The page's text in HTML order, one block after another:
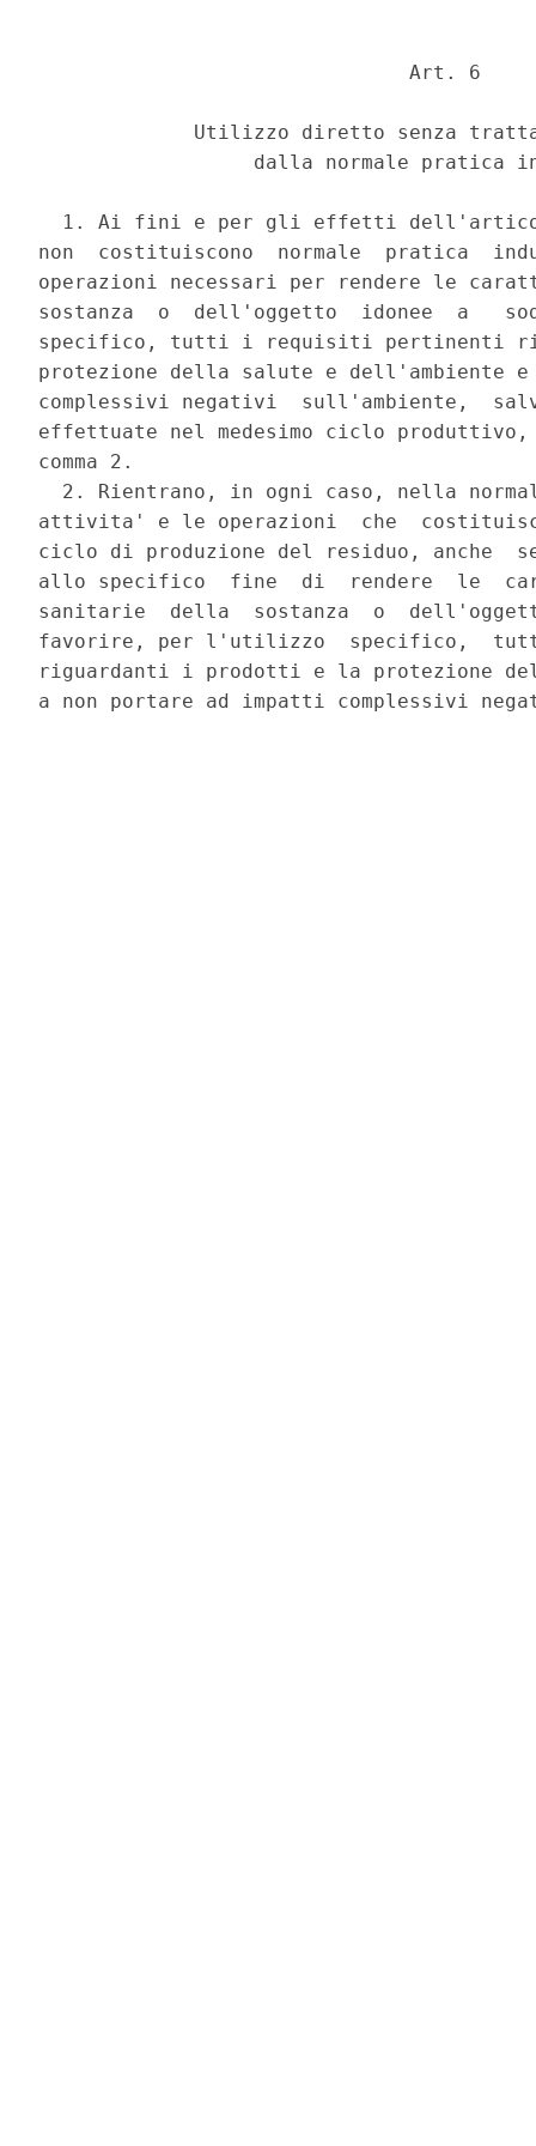
                               Art. 6
Utilizzo diretto senza
dalla normale pratica
1. Ai fini e per gli effetti
non  costituiscono  normale  pratica
operazioni necessari per rendere le
sostanza  o  dell'oggetto  idonee  a
specifico, tutti i requisiti pertinenti
protezione della salute e dell'ambiente
complessivi negativi  sull'ambiente,
effettuate nel medesimo ciclo produttivo,
comma 2.
2. Rientrano, in ogni caso, nella
attivita' e le operazioni  che
ciclo di produzione del residuo, anche
allo specifico  fine  di  rendere  le
sanitarie  della  sostanza  o
favorire, per l'utilizzo  specifico,
riguardanti i prodotti e la protezione